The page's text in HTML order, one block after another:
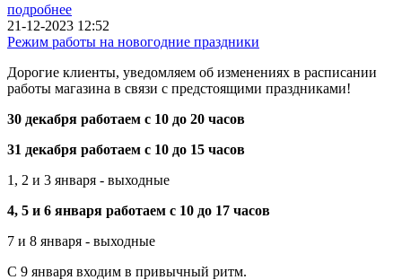
подробнее
21-12-2023 12:52
Режим работы на новогодние праздники
Дорогие клиенты, уведомляем об изменениях в расписании
работы магазина в связи с предстоящими праздниками!
30 декабря работаем с 10 до 20 часов
31 декабря работаем с 10 до 15 часов
1, 2 и 3 января - выходные
4, 5 и 6 января работаем с 10 до 17 часов
7 и 8 января - выходные
С 9 января входим в привычный ритм.